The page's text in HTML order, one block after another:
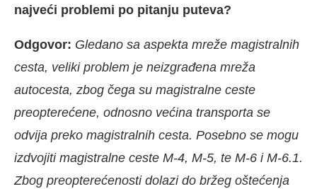
najveći problemi po pitanju puteva?
Odgovor: Gledano sa aspekta mreže magistralnih
cesta, veliki problem je neizgrađena mreža
autocesta, zbog čega su magistralne ceste
preopterećene, odnosno većina transporta se
odvija preko magistralnih cesta. Posebno se mogu
izdvojiti magistralne ceste M-4, M-5, te M-6 i M-6.1.
Zbog preopterećenosti dolazi do bržeg oštećenja